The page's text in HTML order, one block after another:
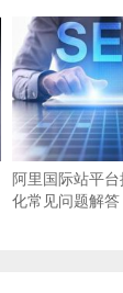
阿里国际站平
化常见问题解答